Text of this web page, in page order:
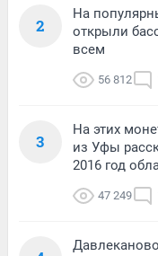
2
На
открыли
всем
56 812
3
На этих
из Уфы
2016 год
47 249